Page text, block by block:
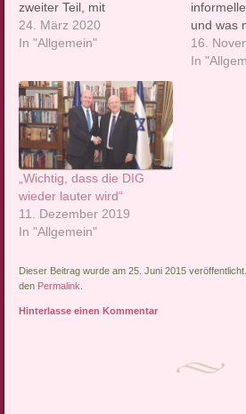
zweiter Teil, mit
eingebautem Update. Von
unserer
Bindseil ♕ 1 Mein Staat ist
kein Sozialstaat. Er ist kein
fürsorglicher Staat. Er ist
kein
Beschwichtigungsstaat. Er
verweigert die Kohabitation
oder Symbiose mit
Aufgaben, die definitiv…
24. März 2020
In "Allgemein"
und was
jetzt?“
nicht
16.
In
„Wichtig, dass die DIG
wieder lauter wird“
11. Dezember 2019
In "Allgemein"
Dieser Beitrag wurde am 25. Juni 2015
den Permalink
Hinterlasse einen Kommentar